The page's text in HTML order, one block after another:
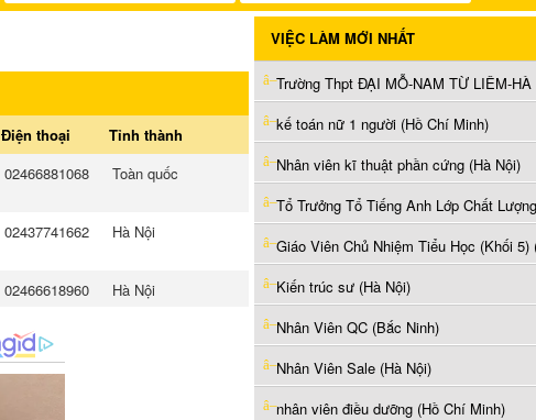
Điện thoại
Tỉnh thành
02466881068 Toàn quốc
02437741662 Hà Nội
02466618960 Hà Nội
VIỆC LÀM MỚI NHẤT
kế toán nữ 1 người (Hồ Chí Minh)
Nhân viên kĩ thuật phần cứng (Hà Nội)
Kiến trúc sư (Hà Nội)
Nhân Viên QC (Bắc Ninh)
Nhân Viên Sale (Hà Nội)
nhân viên điều dưỡng (Hồ Chí Minh)